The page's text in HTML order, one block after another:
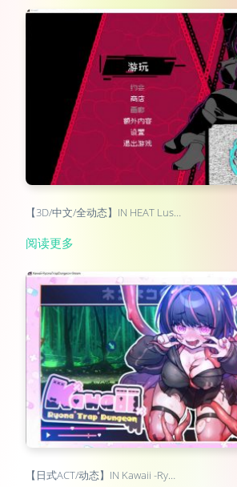
【3D/中文/全动态】IN HEAT Lus…
阅读更多
【日式ACT/动态】IN Kawaii -Ry…